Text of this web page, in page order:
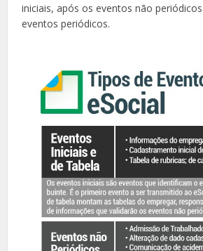
iniciais, após os eventos não
eventos periódicos.